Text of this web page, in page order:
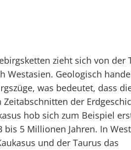
zieht sich von der
Westasien. Geologisch
was bedeutet, dass
der
hob sich zum Beispiel
bis 5 Millionen Jahren. In
und der Taurus das